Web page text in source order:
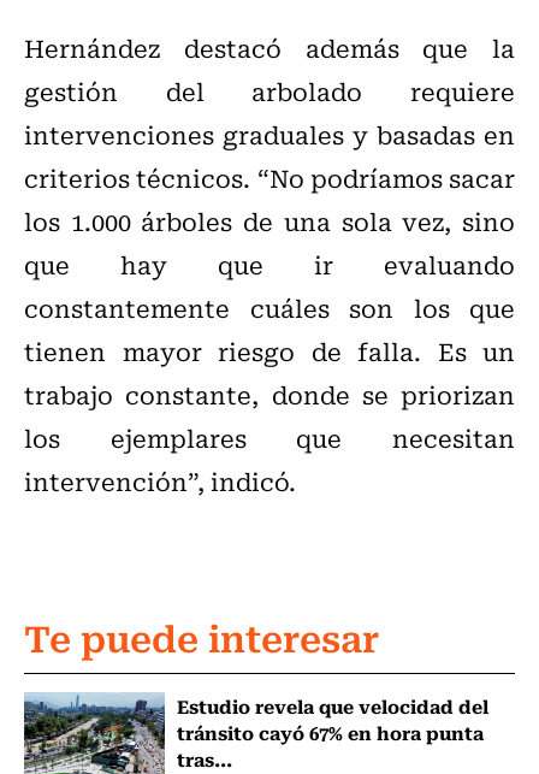
Hernández destacó además que la
gestión del arbolado requiere
intervenciones graduales y basadas en
criterios técnicos. “No podríamos sacar
los 1.000 árboles de una sola vez, sino
que hay que ir evaluando
constantemente cuáles son los que
tienen mayor riesgo de falla. Es un
trabajo constante, donde se priorizan
los ejemplares que necesitan
intervención”, indicó.
Te puede interesar
Estudio revela que velocidad del
tránsito cayó 67% en hora punta
tras...